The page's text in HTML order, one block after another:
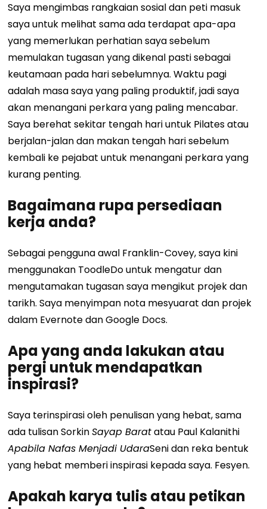
Saya mengimbas rangkaian sosial dan peti masuk
saya untuk melihat sama ada terdapat apa-apa
yang memerlukan perhatian saya sebelum
memulakan tugasan yang dikenal pasti sebagai
keutamaan pada hari sebelumnya. Waktu pagi
adalah masa saya yang paling produktif, jadi saya
akan menangani perkara yang paling mencabar.
Saya berehat sekitar tengah hari untuk Pilates atau
berjalan-jalan dan makan tengah hari sebelum
kembali ke pejabat untuk menangani perkara yang
kurang penting.
Bagaimana rupa persediaan
kerja anda?
Sebagai pengguna awal Franklin-Covey, saya kini
menggunakan ToodleDo untuk mengatur dan
mengutamakan tugasan saya mengikut projek dan
tarikh. Saya menyimpan nota mesyuarat dan projek
dalam Evernote dan Google Docs.
Apa yang anda lakukan atau
pergi untuk mendapatkan
inspirasi?
Saya terinspirasi oleh penulisan yang hebat, sama
ada tulisan SorkinSayap Baratatau Paul Kalanithi
Apabila Nafas Menjadi UdaraSeni dan reka bentuk
yang hebat memberi inspirasi kepada saya. Fesyen.
Apakah karya tulis atau petikan